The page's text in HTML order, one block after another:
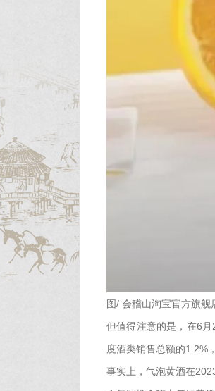
图/ 会稽山淘宝官方旗舰
但值得注意的是，在6
度酒类销售总额的1.2%
事实上，气泡黄酒在